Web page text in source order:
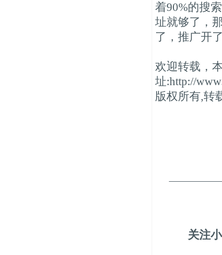
着90%的搜
址就够了，
了，推广开
欢迎转载，
址:http://
版权所有,转
关注